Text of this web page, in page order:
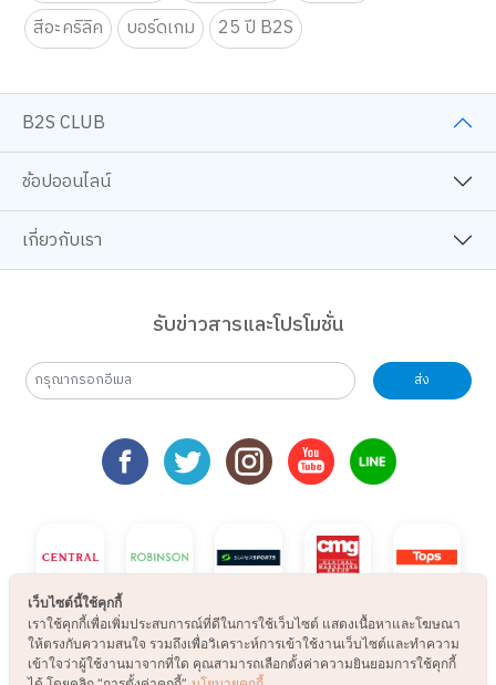
สีอะคริลิค
บอร์ดเกม 25 ปี B2S
B2S CLUB
ช้อปออนไลน์
เกี่ยวกับเรา
รับข่าวสารและโปรโมชั่น
ส่ง
เว็บไซต์นี้ใช้คุกกี้
เราใช้คุกกี้เพื่อเพิ่มประสบการณ์ที่ดีในการใช้เว็บไซต์ แสดงเนื้อหาและโฆษณา
ให้ตรงกับความสนใจ รวมถึงเพื่อวิเคราะห์การเข้าใช้งานเว็บไซต์และทำความ
เข้าใจว่าผู้ใช้งานมาจากที่ใด คุณสามารถเลือกตั้งค่าความยินยอมการใช้คุกกี้